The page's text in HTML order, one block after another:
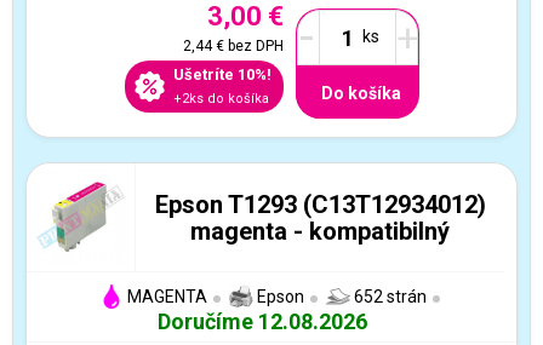
3,00 €
2,44 €bez DPH
Ušetríte 10%!
+2ks do košíka
- +
Do košíka
Epson T1293 (C13T12934012)
magenta - kompatibilný
MAGENTA Epson 652 strán
Doručíme 12.08.2026